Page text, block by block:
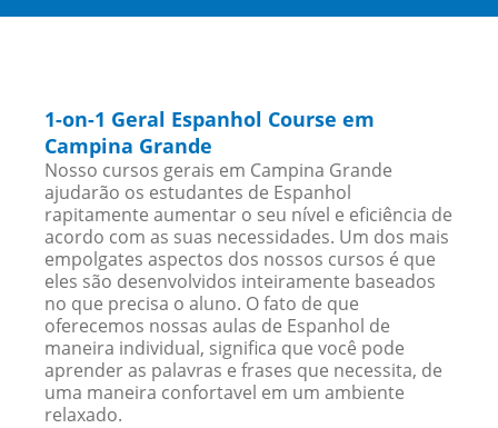
1-on-1 Geral Espanhol Course em
Campina Grande
Nosso cursos gerais em Campina Grande
ajudarão os estudantes de Espanhol
rapitamente aumentar o seu nível e eficiência de
acordo com as suas necessidades. Um dos mais
empolgates aspectos dos nossos cursos é que
eles são desenvolvidos inteiramente baseados
no que precisa o aluno. O fato de que
oferecemos nossas aulas de Espanhol de
maneira individual, significa que você pode
aprender as palavras e frases que necessita, de
uma maneira confortavel em um ambiente
relaxado.